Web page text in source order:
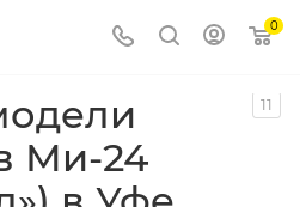
0
Ми-24
11